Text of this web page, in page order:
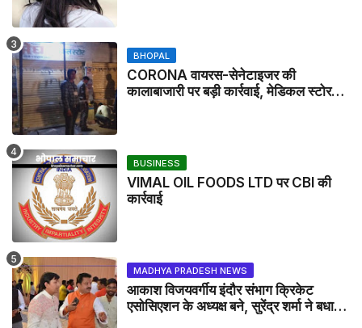
BHOPAL
CORONA वायरस-सेनेटाइजर की
कालाबाजारी पर बड़ी कार्रवाई, मेडिकल स्टोर
BUSINESS
VIMAL OIL FOODS LTD पर CBI की
कार्रवाई
MADHYA PRADESH NEWS
आकाश विजयवर्गीय इंदौर संभाग क्रिकेट
एसोसिएशन के अध्यक्ष बने, सुरेंद्र शर्मा ने बधाई